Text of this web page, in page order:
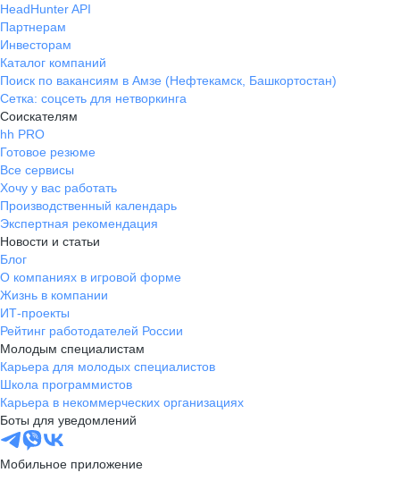
HeadHunter API
Партнерам
Инвесторам
Каталог компаний
Поиск по вакансиям в Амзе (Нефтекамск, Башкортостан)
Сетка: соцсеть для нетворкинга
Соискателям
hh PRO
Готовое резюме
Все сервисы
Хочу у вас работать
Производственный календарь
Экспертная рекомендация
Новости и статьи
Блог
О компаниях в игровой форме
Жизнь в компании
ИТ-проекты
Рейтинг работодателей России
Молодым специалистам
Карьера для молодых специалистов
Школа программистов
Карьера в некоммерческих организациях
Боты для уведомлений
Мобильное приложение